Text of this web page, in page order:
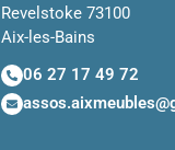
Revelstoke 73100
Aix-les-Bains
06 27 17 49 72